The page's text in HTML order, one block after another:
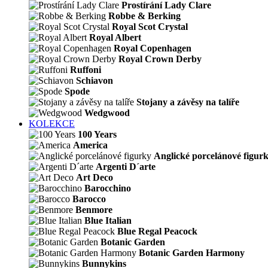
Prostírání Lady Clare
Robbe & Berking
Royal Scot Crystal
Royal Albert
Royal Copenhagen
Royal Crown Derby
Ruffoni
Schiavon
Spode
Stojany a závěsy na talíře
Wedgwood
KOLEKCE
100 Years
America
Anglické porcelánové
Argenti D´arte
Art Deco
Barocchino
Barocco
Benmore
Blue Italian
Blue Regal Peacock
Botanic Garden
Botanic Garden Harmony
Bunnykins